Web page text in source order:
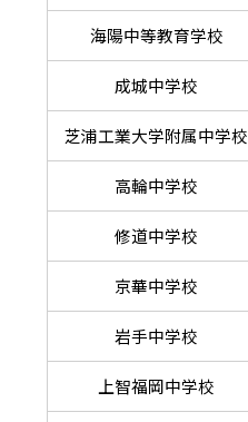
海陽中等教育学校
成城中学校
芝浦工業大学附属中学校
高輪中学校
修道中学校
京華中学校
岩手中学校
上智福岡中学校